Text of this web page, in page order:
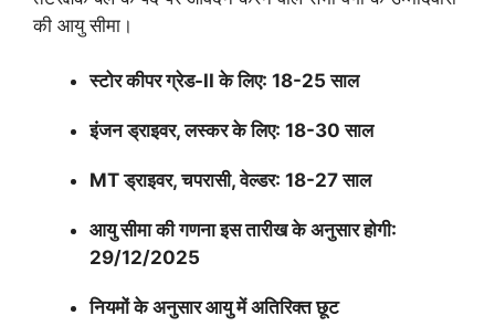
की आयु सीमा।
स्टोर कीपर ग्रेड-II के लिए: 18-25 साल
इंजन ड्राइवर, लस्कर के लिए: 18-30 साल
MT ड्राइवर, चपरासी, वेल्डर: 18-27 साल
आयु सीमा की गणना इस तारीख के अनुसार होगी:
29/12/2025
नियमों के अनुसार आयु में अतिरिक्त छूट